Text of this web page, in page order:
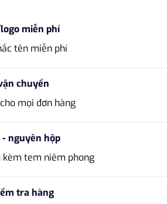
miễn phí
tên miễn phí
chuyển
mọi đơn hàng
- nguyên hộp
kèm tem niêm phong
tra hàng